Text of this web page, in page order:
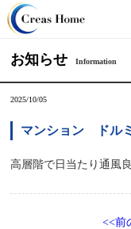
お知らせ Information
2025/10/05
マンション ドル
高層階で日当たり通風良
<<前